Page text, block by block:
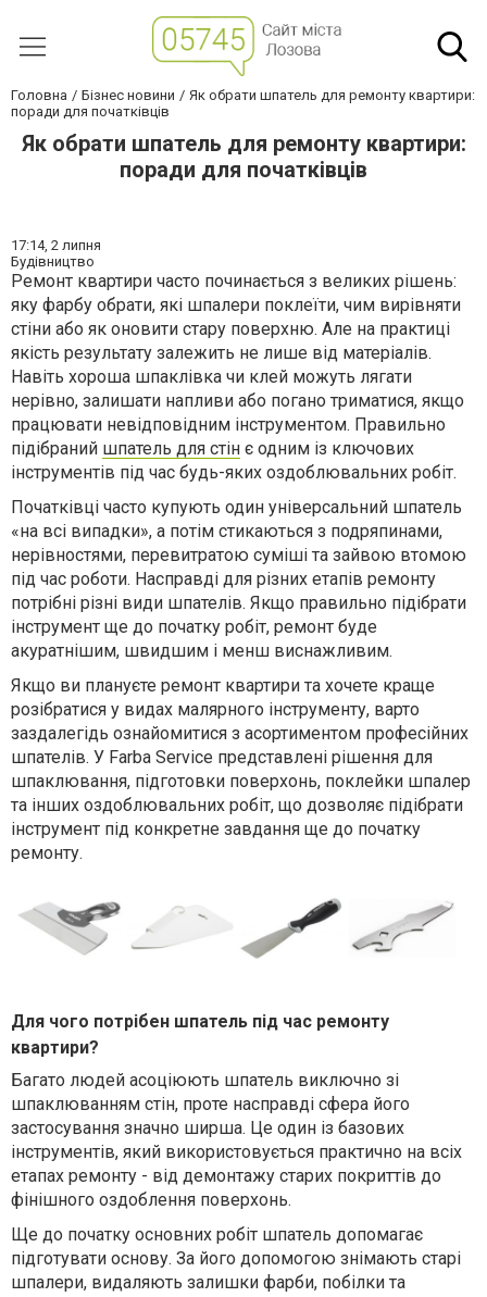
Головна Бізнес новини
Як обрати шпатель для ремонту квартири:
поради для початківців
Як обрати шпатель для ремонту квартири:
поради для початківців
17:14, 2 липня
Будівництво
Ремонт квартири часто починається з великих рішень:
яку фарбу обрати, які шпалери поклеїти, чим вирівняти
стіни або як оновити стару поверхню. Але на практиці
якість результату залежить не лише від матеріалів.
Навіть хороша шпаклівка чи клей можуть лягати
нерівно, залишати напливи або погано триматися, якщо
працювати невідповідним інструментом. Правильно
підібраний шпатель для стін є одним із ключових
інструментів під час будь-яких оздоблювальних робіт.
Початківці часто купують один універсальний шпатель
«на всі випадки», а потім стикаються з подряпинами,
нерівностями, перевитратою суміші та зайвою втомою
під час роботи. Насправді для різних етапів ремонту
потрібні різні види шпателів. Якщо правильно підібрати
інструмент ще до початку робіт, ремонт буде
акуратнішим, швидшим і менш виснажливим.
Якщо ви плануєте ремонт квартири та хочете краще
розібратися у видах малярного інструменту, варто
заздалегідь ознайомитися з асортиментом професійних
шпателів. У Farba Service представлені рішення для
шпаклювання, підготовки поверхонь, поклейки шпалер
та інших оздоблювальних робіт, що дозволяє підібрати
інструмент під конкретне завдання ще до початку
ремонту.
Для чого потрібен шпатель під час ремонту
квартири?
Багато людей асоціюють шпатель виключно зі
шпаклюванням стін, проте насправді сфера його
застосування значно ширша. Це один із базових
інструментів, який використовується практично на всіх
етапах ремонту - від демонтажу старих покриттів до
фінішного оздоблення поверхонь.
Ще до початку основних робіт шпатель допомагає
підготувати основу. За його допомогою знімають старі
шпалери, видаляють залишки фарби, побілки та